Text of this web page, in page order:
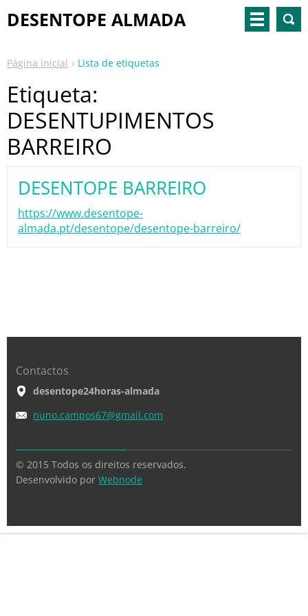
DESENTOPE ALMADA
Página inicial Lista de etiquetas
Etiqueta:
DESENTUPIMENTOS
BARREIRO
DESENTOPE BARREIRO
https://www.desentope-
almada.pt/desentope/desentope-barreiro/
Contactos
desentope24horas-almada
nuno.campos67@gmail.com
© 2015 Todos os direitos reservados.
Desenvolvido por Webnode